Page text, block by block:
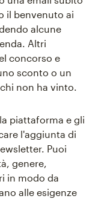
il benvenuto ai
alcune
Altri
concorso e
sconto o un
non ha vinto.
piattaforma e gli
l'aggiunta di
Puoi
genere,
in modo da
alle esigenze